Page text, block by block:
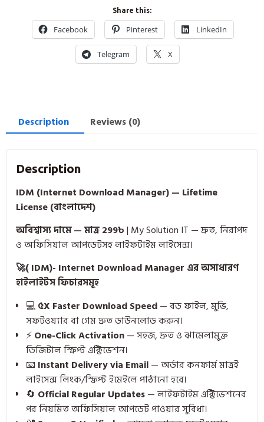
Share this:
Facebook Pinterest LinkedIn
Telegram X
Description Reviews (0)
Description
IDM (Internet Download Manager) — Lifetime
License (বাংলাদেশ)
অবিশ্বাস্য দামে — মাত্র 299৳| My Solution IT — দ্রুত, নিরাপদ
ও অফিসিয়াল আপডেটসহ লাইফটাইম লাইসেন্স।
🚀( IDM)- Internet Download Manager এর অসাধারণ
হাইলাইটস ফিচারসমূহ
💻৫X Faster Download Speed— বড় ফাইল, মুভি,
সফটওয়্যার বা গেম দ্রুত ডাউনলোড করুন।
⚡One-Click Activation— সহজ, দ্রুত ও ঝামেলামুক্ত
ডিজিটাল স্ক্রিপ্ট এক্টিভেশন।
📧 Instant Delivery via Email— অর্ডার কনফার্ম মাত্রই
লাইসেন্স লিংক/স্ক্রিপ্ট ইমেইলে পাঠানো হবে।
🔄 Official Regular Updates— লাইফটাইম এক্টিভেশনের
পর নিয়মিত অফিসিয়াল আপডেট পাওয়ার সুবিধা।